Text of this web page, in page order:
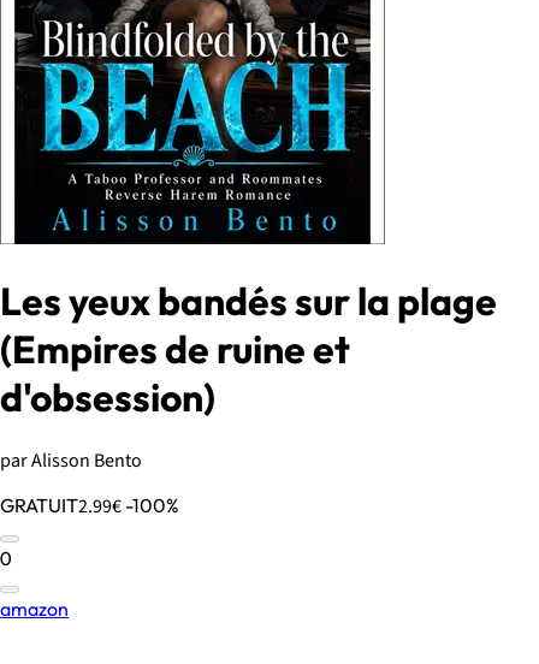
Les yeux bandés sur la plage
(Empires de ruine et
d'obsession)
par Alisson Bento
GRATUIT2.99€ -100%
0
amazon